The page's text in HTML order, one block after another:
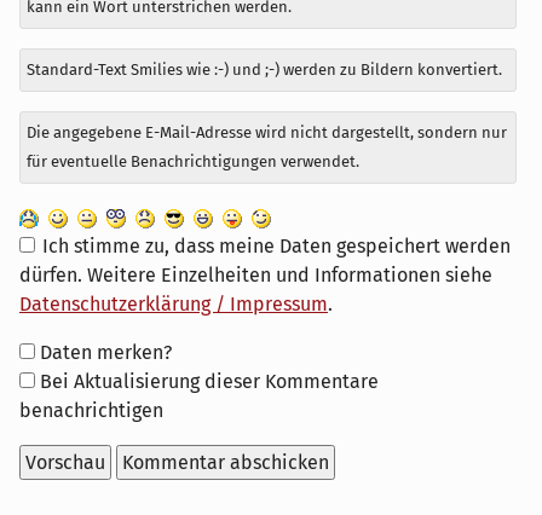
kann ein Wort unterstrichen werden.
Standard-Text Smilies wie :-) und ;-) werden zu Bildern konvertiert.
Die angegebene E-Mail-Adresse wird nicht dargestellt, sondern nur
für eventuelle Benachrichtigungen verwendet.
Ich stimme zu, dass meine Daten gespeichert werden
dürfen. Weitere Einzelheiten und Informationen siehe
Datenschutzerklärung / Impressum.
Formular-
Optionen
Daten merken?
Bei Aktualisierung dieser Kommentare
benachrichtigen